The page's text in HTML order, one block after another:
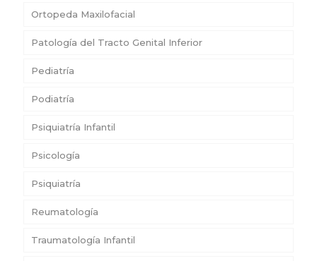
Ortopeda Maxilofacial
Patología del Tracto Genital Inferior
Pediatría
Podiatría
Psiquiatría Infantil
Psicología
Psiquiatría
Reumatología
Traumatología Infantil